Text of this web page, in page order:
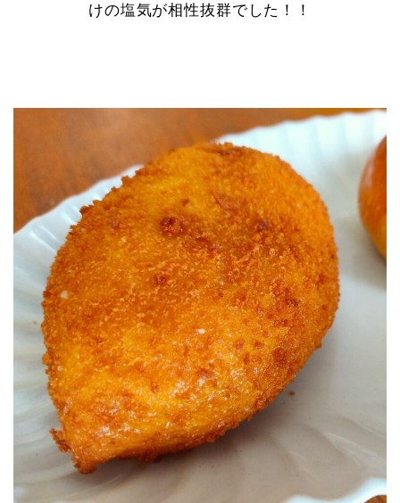
けの塩気が相性抜群でした！！